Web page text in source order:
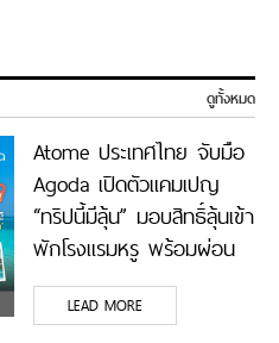
ดูทั้งหมด
Atome ประเทศไทย จับมือ
Agoda เปิดตัวแคมเปญ
“ทริปนี้มีลุ้น” มอบสิทธิ์ลุ้นเข้า
พักโรงแรมหรู พร้อมผ่อน
0% ได้ 3 งวด**
LEAD MORE